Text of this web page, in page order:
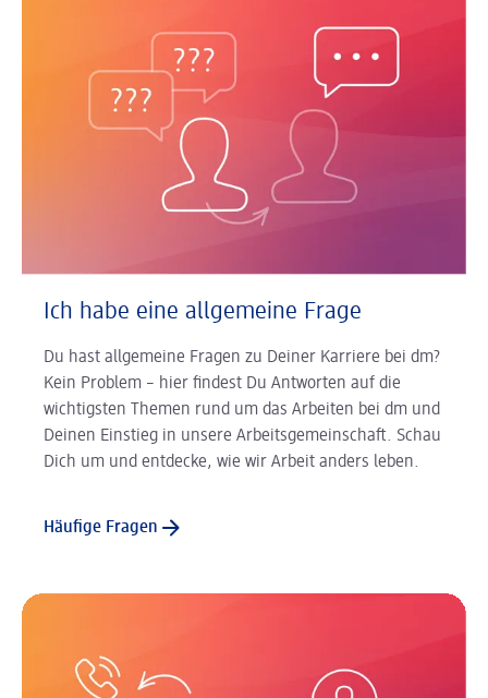
Ich habe eine allgemeine Frage
Du hast allgemeine Fragen zu Deiner Karriere bei dm?
Kein Problem – hier findest Du Antworten auf die
wichtigsten Themen rund um das Arbeiten bei dm und
Deinen Einstieg in unsere Arbeitsgemeinschaft. Schau
Dich um und entdecke, wie wir Arbeit anders leben.
Häufige Fragen